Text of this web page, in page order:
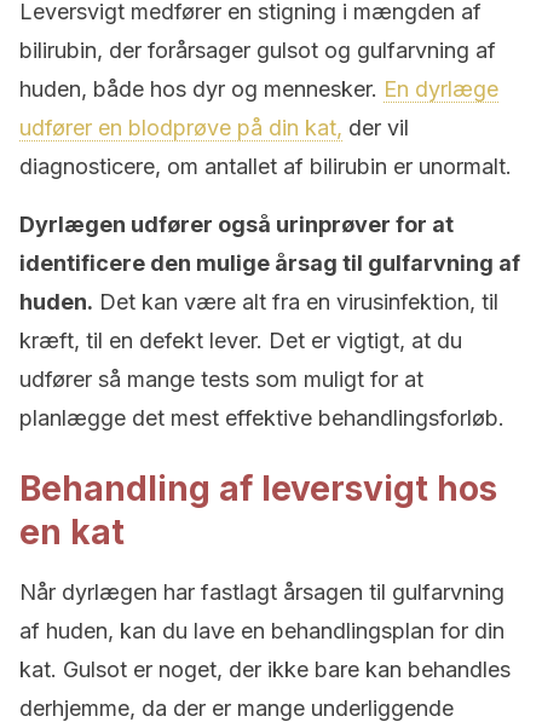
Leversvigt medfører en stigning i mængden af ​​
bilirubin, der forårsager gulsot og gulfarvning af
huden, både hos dyr og mennesker. En dyrlæge
udfører en blodprøve på din kat, der vil
diagnosticere, om antallet af bilirubin er unormalt.
Dyrlægen udfører også urinprøver for at
identificere den mulige årsag til gulfarvning af
huden. Det kan være alt fra en virusinfektion, til
kræft, til en defekt lever. Det er vigtigt, at du
udfører så mange tests som muligt for at
planlægge det mest effektive behandlingsforløb.
Behandling af leversvigt hos
en kat
Når dyrlægen har fastlagt årsagen til gulfarvning
af huden, kan du lave en behandlingsplan for din
kat. Gulsot er noget, der ikke bare kan behandles
derhjemme, da der er mange underliggende